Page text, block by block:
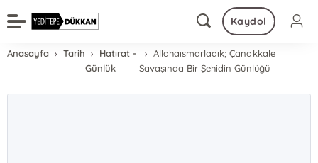
Kaydol
Anasayfa Tarih
Hatırat -
Günlük
Allahaısmarladık; Çanakkale
Savaşında Bir Şehidin Günlüğü